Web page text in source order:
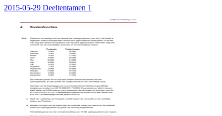
2015-05-29 Deeltentamen 1